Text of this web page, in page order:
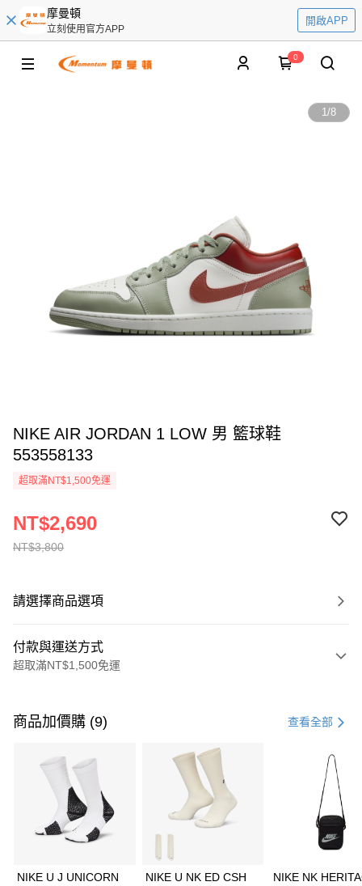
摩曼頓
立刻使用官方APP
開啟APP
0
1/8
NIKE AIR JORDAN 1 LOW 男 籃球鞋
553558133
超取滿NT$1,500免運
NT$3,800
NT$2,690
請選擇商品選項
付款與運送方式
超取滿NT$1,500免運
信用卡一次付款
3 期 0 利率 每期 21家銀行
合作金庫商業銀行
第一商業銀行
華南商業銀行
彰化商業銀行
上海商業儲蓄銀行
Apple Pay
商品加價購 (9) 查看全部
NIKE U J UNICORN
NIKE U NK ED CSH
NIKE NK